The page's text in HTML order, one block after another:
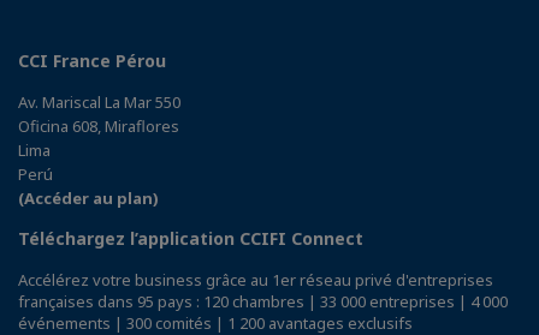
CCI France Pérou
Av. Mariscal La Mar 550
Oficina 608, Miraflores
Lima
Perú
(Accéder au plan)
Téléchargez l’application CCIFI Connect
Accélérez votre business grâce au 1er réseau privé d'entreprises
françaises dans 95 pays : 120 chambres | 33 000 entreprises | 4 000
événements | 300 comités | 1 200 avantages exclusifs